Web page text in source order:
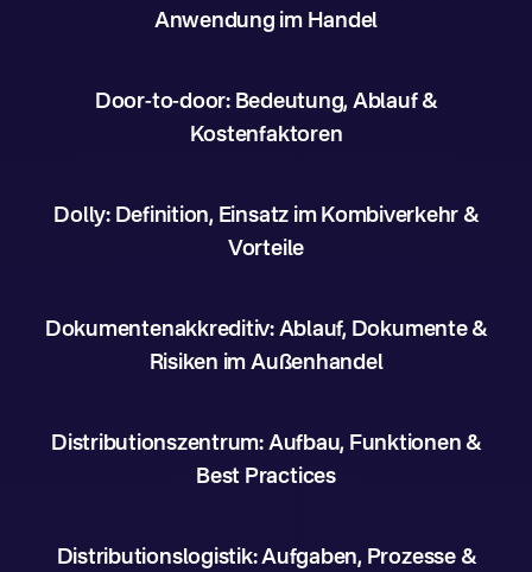
Anwendung im Handel
Door-to-door: Bedeutung, Ablauf &
Kostenfaktoren
Dolly: Definition, Einsatz im Kombiverkehr &
Vorteile
Dokumentenakkreditiv: Ablauf, Dokumente &
Risiken im Außenhandel
Distributionszentrum: Aufbau, Funktionen &
Best Practices
Distributionslogistik: Aufgaben, Prozesse &